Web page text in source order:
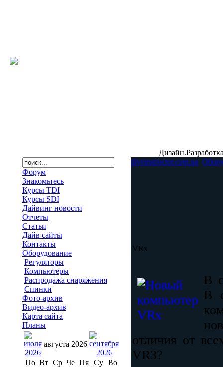
Форум
Знакомьтесь
Курсы TDI
Курсы SDI
Дайвинг новости
Отчеты
Статьи
Дайв сайты
Контакты
Оборудование
Регуляторы
Компьютеры
Распродажа снаряжения
Спинки
Фото-архив
Видео-архив
Карта сайта
Планы
августа 2026
По Вт Ср Че Пя Су Во
diveinstructor.com.ua
VRx
В
В
отличия от
VR3?